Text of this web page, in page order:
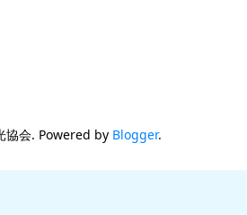
協会. Powered by Blogger.